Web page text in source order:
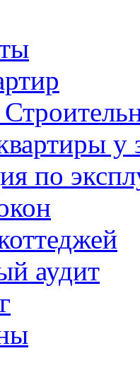
у
по
аудит